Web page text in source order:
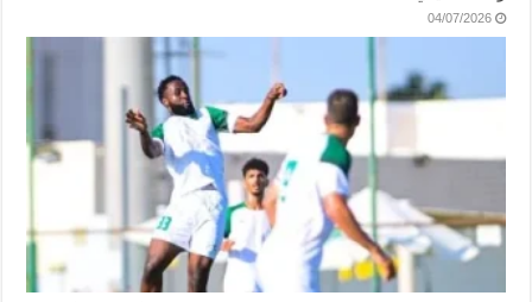
04/07/2026